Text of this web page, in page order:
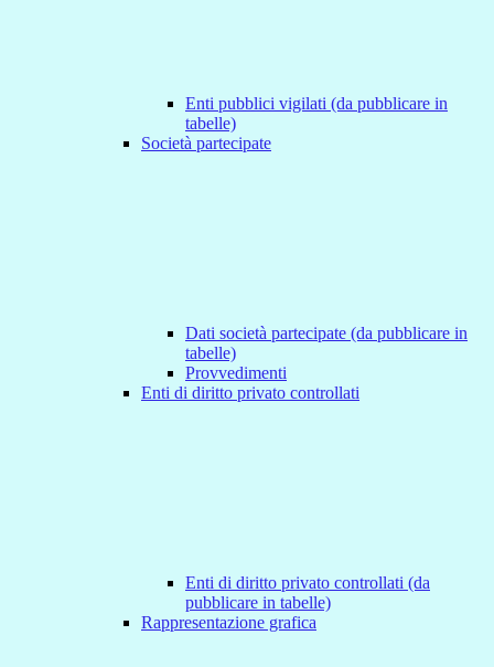
Enti pubblici vigilati (da pubblicare in
tabelle)
Società partecipate
Dati società partecipate (da pubblicare in
tabelle)
Provvedimenti
Enti di diritto privato controllati
Enti di diritto privato controllati (da
pubblicare in tabelle)
Rappresentazione grafica